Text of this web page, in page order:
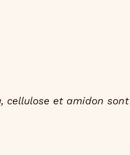
cellulose et amidon sont